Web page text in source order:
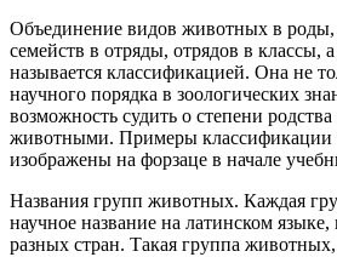
Объединение видов животных в роды,
семейств в отряды, отрядов в классы,
называется классификацией. Она не
научного порядка в зоологических
возможность судить о степени
животными. Примеры классификации
изображены на форзаце в начале
Названия групп животных. Каждая
научное название на латинском
разных стран. Такая группа животных,